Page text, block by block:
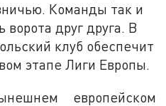
Команды так и
ворота друг друга. В
клуб обеспечит
этапе Лиги Европы.
европейском